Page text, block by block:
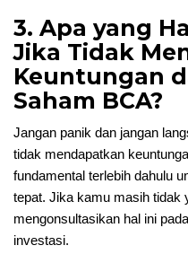
3. Apa yang
Jika Tidak
Keuntungan
Saham BCA?
Jangan panik dan jangan
tidak mendapatkan
fundamental terlebih dahulu
tepat. Jika kamu masih tidak
mengonsultasikan hal ini
investasi.